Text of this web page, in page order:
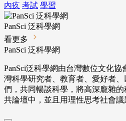
內疚 考試 學習
PanSci 泛科學網
看更多
PanSci 泛科學網
PanSci泛科學網由台灣數位文化
灣科學研究者、教育者、愛好者
們，共同暢談科學，將高深龐雜
共論壇中，並且用理性思考社會議